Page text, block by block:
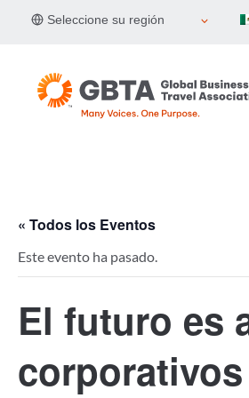
Seleccione su región
« Todos los Eventos
Este evento ha pasado.
El futuro es
corporativos